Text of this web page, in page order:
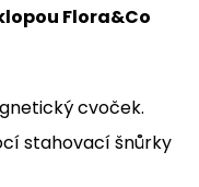
Flora&Co
cvoček.
stahovací šnůrky